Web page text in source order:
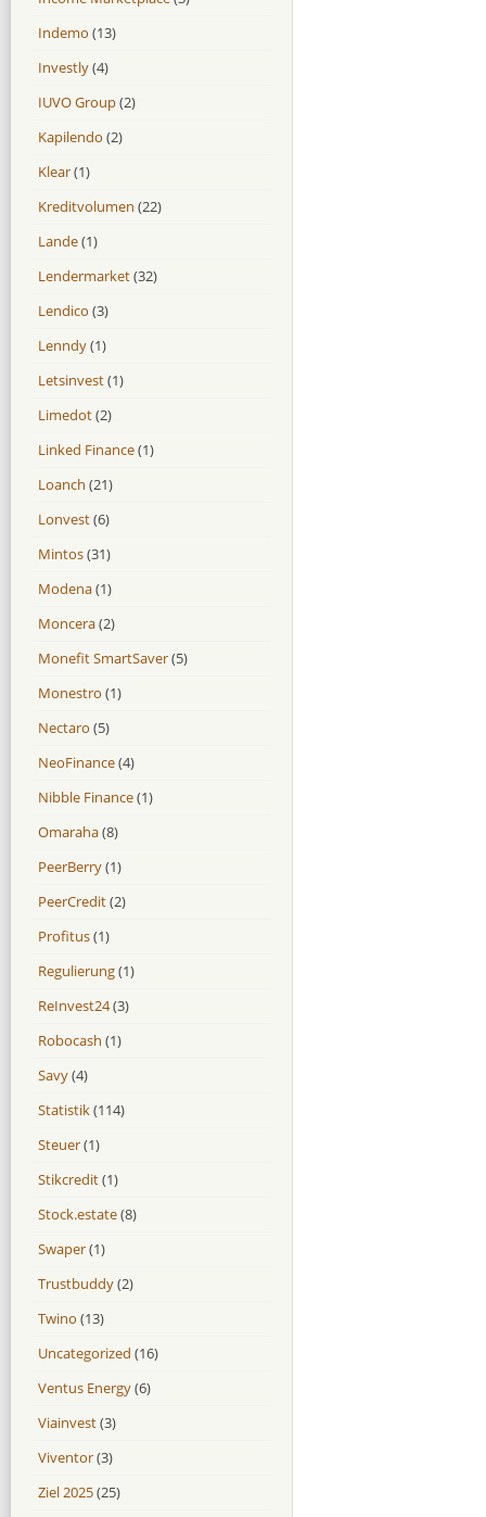
Indemo (13)
Investly(4)
IUVO Group(2)
Kapilendo (2)
Klear(1)
Kreditvolumen (22)
Lande(1)
Lendermarket(32)
Lendico (3)
Lenndy(1)
Letsinvest(1)
Limedot(2)
Linked Finance(1)
Loanch (21)
Lonvest(6)
Mintos(31)
Modena(1)
Moncera(2)
Monefit SmartSaver(5)
Monestro (1)
Nectaro (5)
NeoFinance(4)
Nibble Finance(1)
Omaraha(8)
PeerBerry(1)
PeerCredit(2)
Profitus(1)
Regulierung(1)
ReInvest24(3)
Robocash (1)
Savy(4)
Statistik(114)
Steuer(1)
Stikcredit(1)
Stock.estate(8)
Swaper(1)
Trustbuddy(2)
Twino (13)
Uncategorized (16)
Ventus Energy(6)
Viainvest(3)
Viventor(3)
Ziel 2025(25)